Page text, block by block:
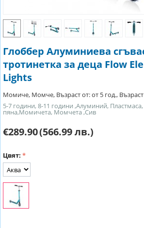
Глоббер Алуминиева
тротинетка за деца Flow
Lights
Момиче, Момче, Възраст от: от 5 год., Възраст
5-7 години, 8-11 години ,Алуминий,
пяна,Момичета, Момчета ,Сив
€289.90(566.99 лв.)
Цвят: